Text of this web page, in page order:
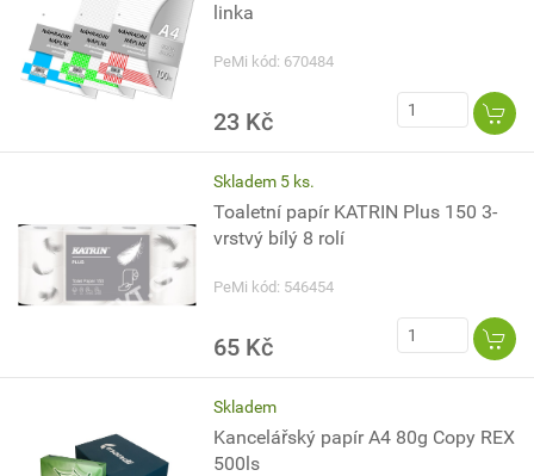
linka
PeMi kód: 670484
23 Kč
Skladem 5 ks.
Toaletní papír KATRIN Plus 150 3-
vrstvý bílý 8 rolí
PeMi kód: 546454
65 Kč
Skladem
Kancelářský papír A4 80g Copy REX
500ls